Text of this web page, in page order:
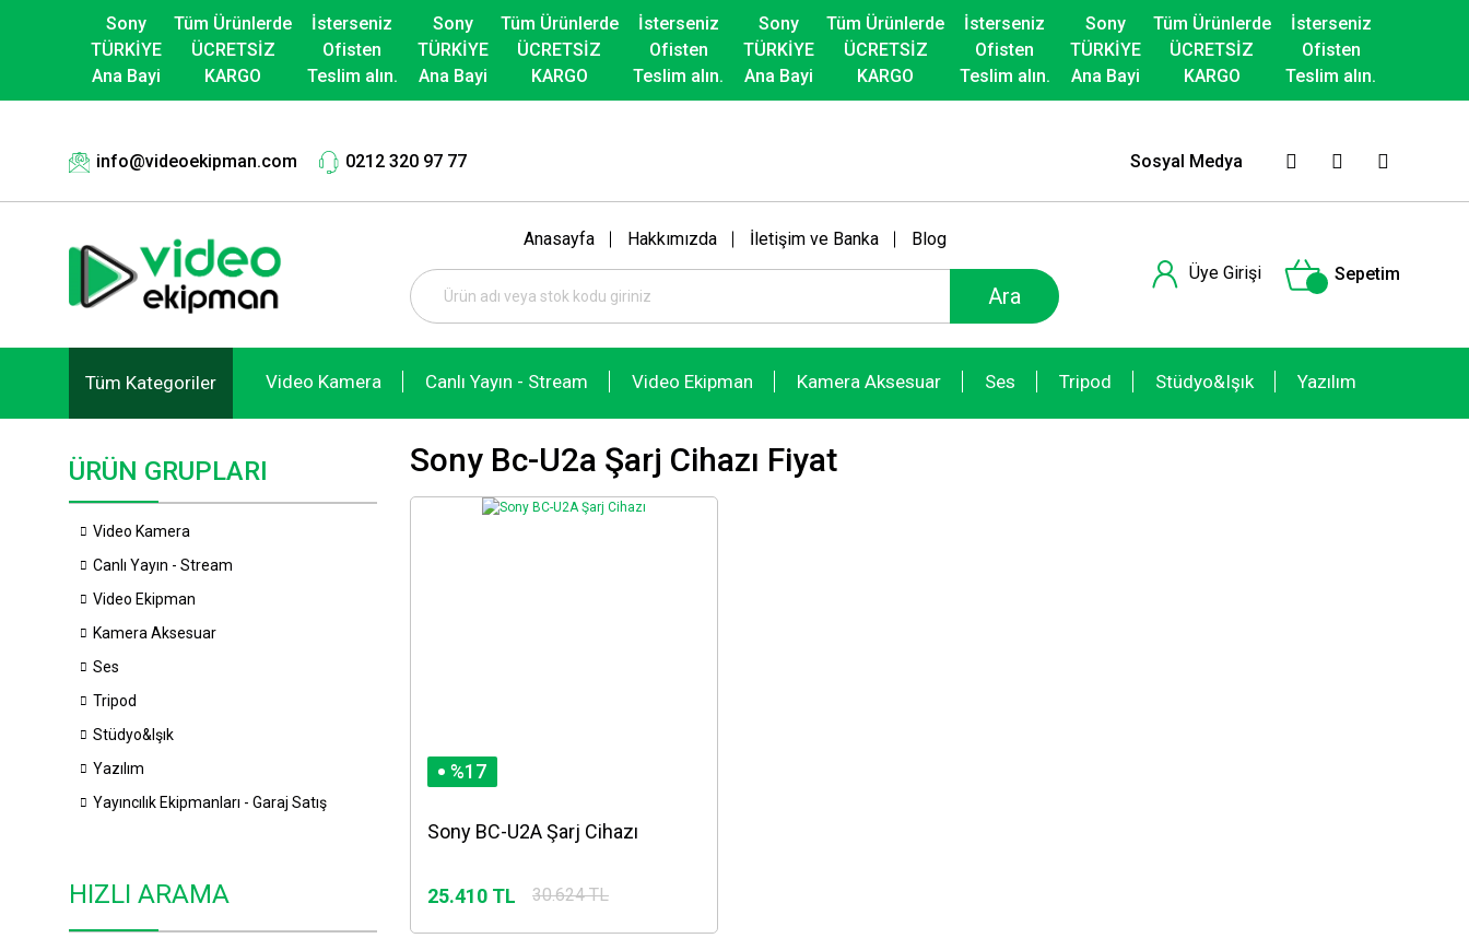
Sony
TÜRKİYE
Ana Bayi
Tüm Ürünlerde
ÜCRETSİZ
KARGO
İsterseniz
Ofisten
Teslim alın.
Sony
TÜRKİYE
Ana Bayi
Tüm Ürünlerde
ÜCRETSİZ
KARGO
İsterseniz
Ofisten
Teslim alın.
Sony
TÜRKİYE
Ana Bayi
Tüm Ürünlerde
ÜCRETSİZ
KARGO
İsterseniz
Ofisten
Teslim alın.
Sony
TÜRKİYE
Ana Bayi
Tüm Ürünlerde
ÜCRETSİZ
KARGO
İsterseniz
Ofisten
Teslim alın.
info@videoekipman.com 0212 320 97 77 Sosyal Medya
Anasayfa Hakkımızda İletişim ve Banka Blog
Ara
Üye Girişi Sepetim
Tüm Kategoriler Video Kamera Canlı Yayın - Stream Video Ekipman Kamera Aksesuar Ses Tripod Stüdyo&Işık Yazılım
ÜRÜN GRUPLARI
Video Kamera
Canlı Yayın - Stream
Video Ekipman
Kamera Aksesuar
Ses
Tripod
Stüdyo&Işık
Yazılım
Yayıncılık Ekipmanları - Garaj Satış
HIZLI ARAMA
Sony Bc-U2a Şarj Cihazı Fiyat
%17
Sony BC-U2A Şarj Cihazı
25.410 TL 30.624 TL